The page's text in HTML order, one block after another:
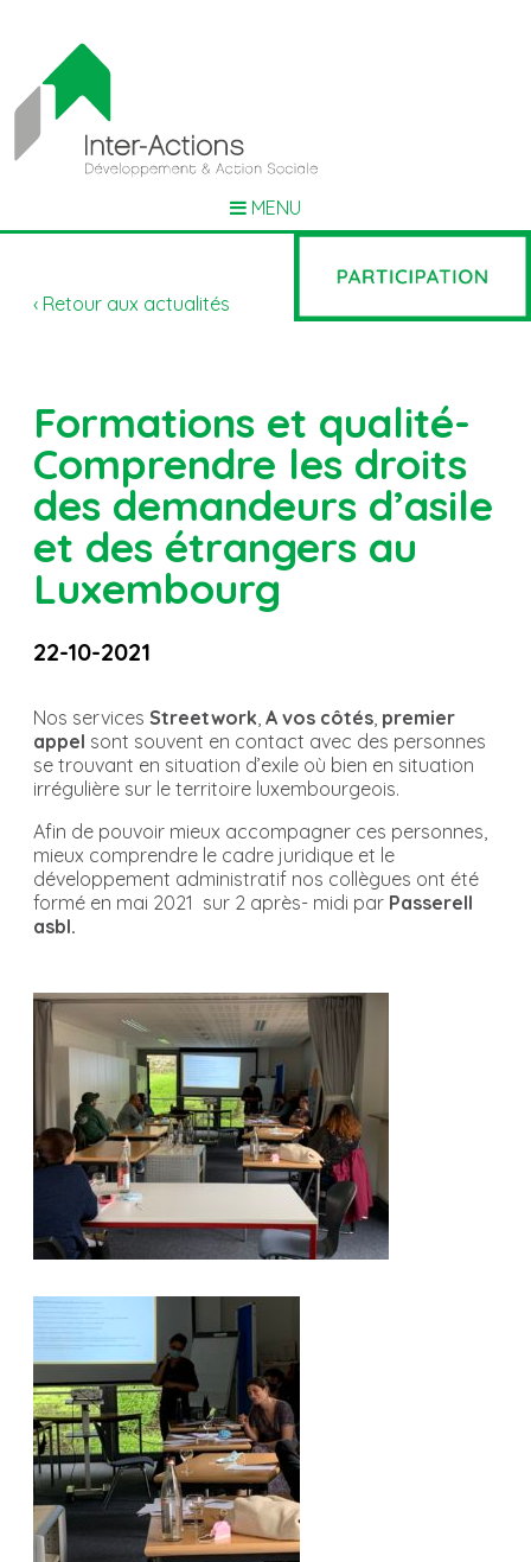
MENU
‹ Retour aux actualités
Formations et qualité-
Comprendre les droits
des demandeurs d’asile
et des étrangers au
Luxembourg
22-10-2021
Nos services Streetwork A vos côtés premier
appel sont souvent en contact avec des personnes
se trouvant en situation d’exile où bien en situation
irrégulière sur le territoire luxembourgeois.
Afin de pouvoir mieux accompagner ces personnes,
mieux comprendre le cadre juridique et le
développement administratif nos collègues ont été
formé en mai 2021 sur 2 après- midi par Passerell
asbl.